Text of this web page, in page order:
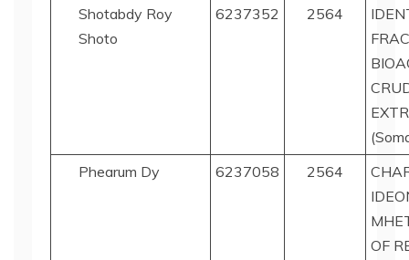
Shotabdy Roy
Shoto
6237352 2564
Phearum Dy
6237058 2564
OF